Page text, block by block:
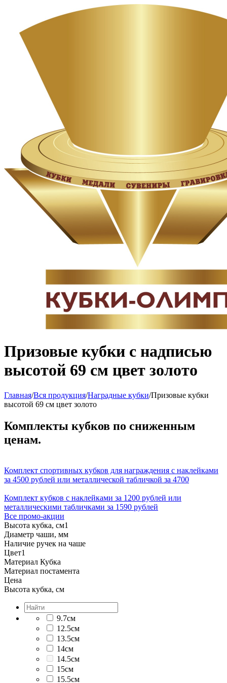
Призовые кубки с надписью
высотой 69 см цвет золото
Главная/Вся продукция/Наградные кубки/Призовые кубки
высотой 69 см цвет золото
Комплекты кубков по сниженным
ценам.
Комплект спортивных кубков для награждения с наклейками
за 4500 рублей или металлической табличкой за 4700
Комплект кубков с наклейками за 1200 рублей или
металлическими табличками за 1590 рублей
Все промо-акции
Высота кубка, см1
Диаметр чаши, мм
Наличие ручек на чаше
Цвет1
Материал Кубка
Материал постамента
Цена
Высота кубка, см
9.7см
12.5см
13.5см
14см
14.5см
15см
15.5см